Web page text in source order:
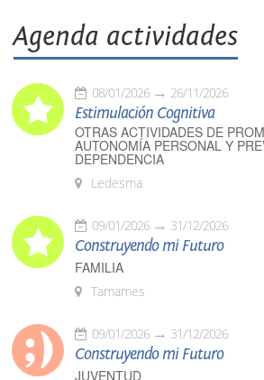
Agenda actividades
08/01/2026 26/11/2026
Estimulación Cognitiva
OTRAS ACTIVIDADES DE
AUTONOMÍA PERSONAL Y
DEPENDENCIA
Ledesma
09/01/2026 31/12/2026
Construyendo mi Futuro
FAMILIA
Tamames
09/01/2026 31/12/2026
Construyendo mi Futuro
JUVENTUD